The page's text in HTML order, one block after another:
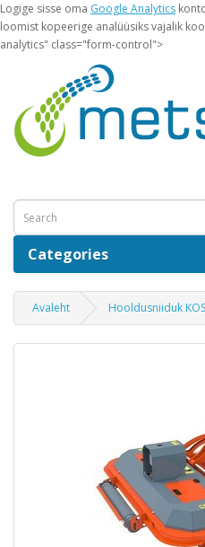
Logige sisse oma Google Analytics
loomist kopeerige analüüsiks vajalik
analytics" class="form-control">
Categories
Avaleht Hooldusniiduk